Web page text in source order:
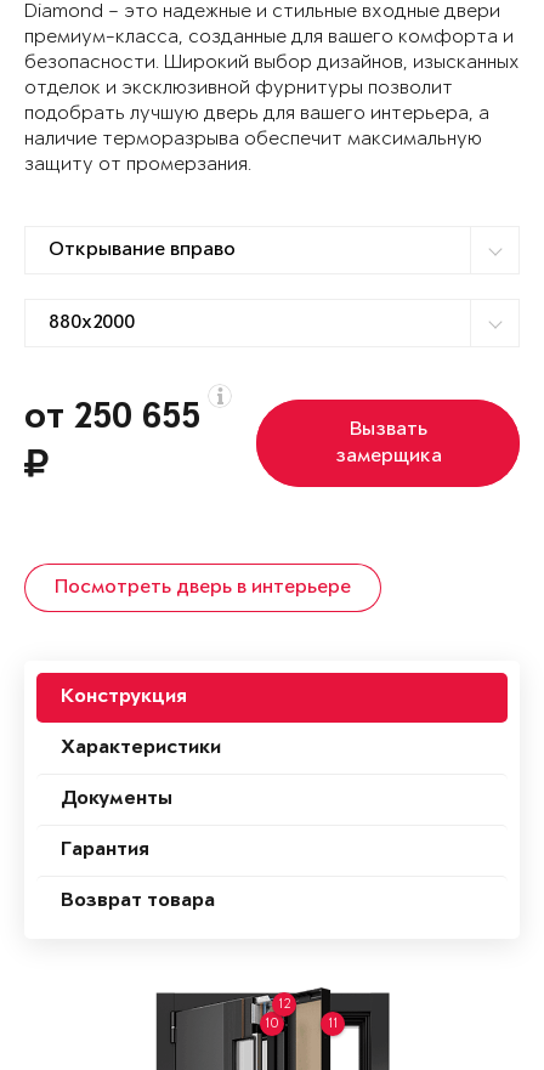
Diamond – это надежные и стильные входные двери
премиум-класса, созданные для вашего комфорта и
безопасности. Широкий выбор дизайнов, изысканных
отделок и эксклюзивной фурнитуры позволит
подобрать лучшую дверь для вашего интерьера, а
наличие терморазрыва обеспечит максимальную
защиту от промерзания.
от 250 655
Вызвать
замерщика
Посмотреть дверь в интерьере
Конструкция
Характеристики
Документы
Гарантия
Возврат товара
10 11
12